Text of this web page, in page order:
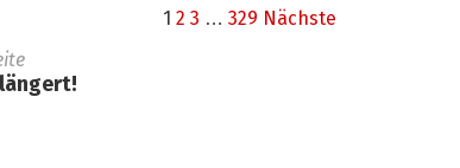
1 2 3 … 329 Nächste